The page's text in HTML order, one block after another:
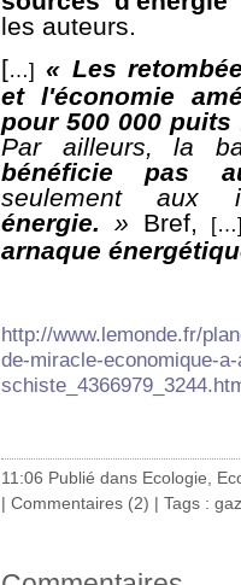
les auteurs.
[…] « Les
et l'économie
pour 500 000
Par ailleurs, la
bénéficie pas
seulement aux i
énergie. » Bref,
arnaque
http://www.lemonde.fr/
de-miracle-economique-
11:06 Publié dans Ecologie
| Commentaires (2) | Tags :